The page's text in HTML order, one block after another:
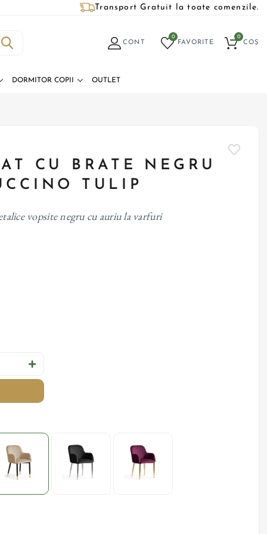
Transport Gratuit la toate comenzile.
CONT FAVORITE
0
COȘ
0
DORMITOR COPII OUTLET
CU BRATE NEGRU
TULIP
vopsite negru cu auriu la varfuri